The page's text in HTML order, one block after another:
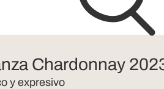
Chardonnay
y expresivo